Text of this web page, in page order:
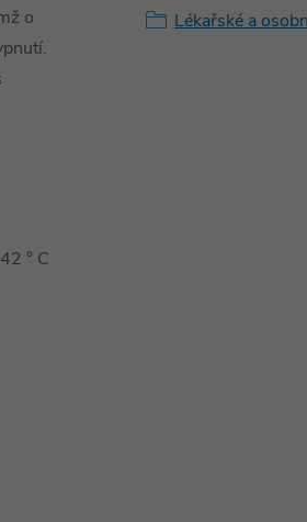
o
° C
Lékařské a